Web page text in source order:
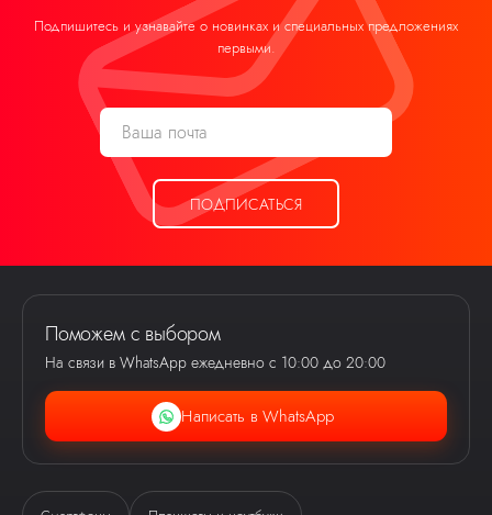
Подпишитесь и узнавайте о новинках и специальных предложениях
первыми.
ПОДПИСАТЬСЯ
Поможем с выбором
На связи в WhatsApp ежедневно с 10:00 до 20:00
Написать в WhatsApp